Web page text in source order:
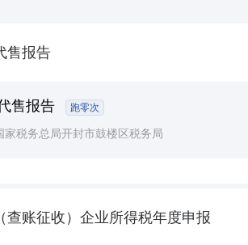
售报告
售报告 跑零次
家税务总局开封市鼓楼区税务局
查账征收）企业所得税年度申报